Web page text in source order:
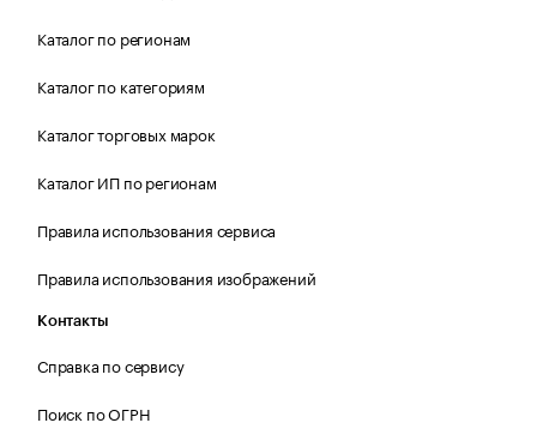
Каталог по регионам
Каталог по категориям
Каталог торговых марок
Каталог ИП по регионам
Правила использования сервиса
Правила использования изображений
Контакты
Справка по сервису
Поиск по ОГРН